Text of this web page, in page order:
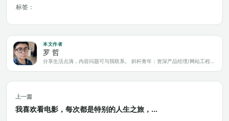
标签：
本文作者
罗 哲
上一篇
我喜欢看电影，每次都是特别的人生之旅，...